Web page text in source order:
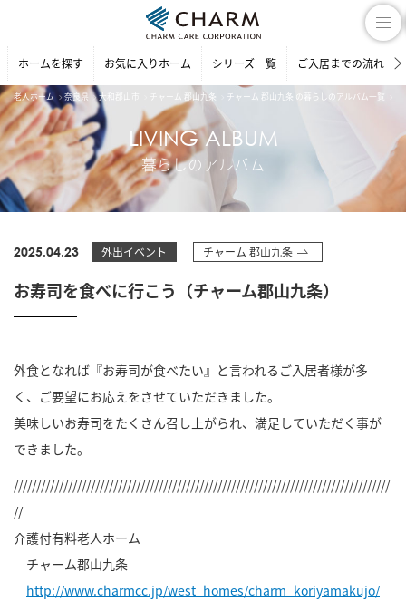
ホームを探す お気に入りホーム シリーズ一覧 ご入居までの流れ
老人ホーム 奈良県 大和郡山市 チャーム 郡山九条 チャーム 郡山九条 の暮らしのアルバム一覧
LIVING ALBUM
暮らしのアルバム
2025.04.23 外出イベント チャーム 郡山九条
お寿司を食べに行こう（チャーム郡山九条）
外食となれば『お寿司が食べたい』と言われるご入居者様が多
く、ご要望にお応えをさせていただきました。
美味しいお寿司をたくさん召し上がられ、満足していただく事が
できました。
///////////////////////////////////////////////////////////////////////////////////
//
介護付有料老人ホーム
チャーム郡山九条
http://www.charmcc.jp/west_homes/charm_koriyamakujo/